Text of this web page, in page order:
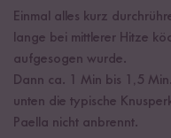
Einmal alles kurz
lange bei mittlerer Hitze
aufgesogen wurde.
Dann ca. 1 Min bis 1,5
unten die typische
Paella nicht anbrennt.